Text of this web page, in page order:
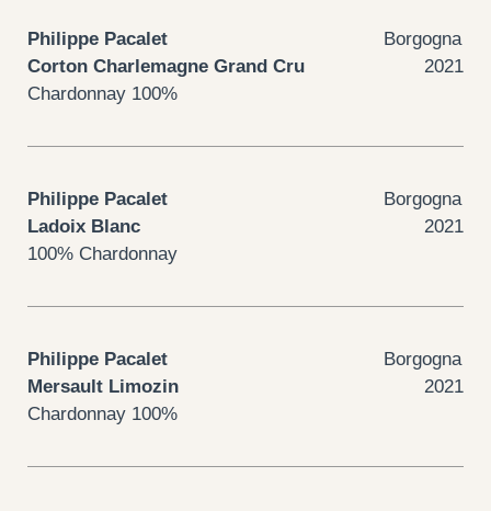
Philippe Pacalet
Borgogna
2021
Corton Charlemagne Grand Cru
Chardonnay 100%
Philippe Pacalet
Borgogna
2021
Ladoix Blanc
100% Chardonnay
Philippe Pacalet
Borgogna
2021
Mersault Limozin
Chardonnay 100%